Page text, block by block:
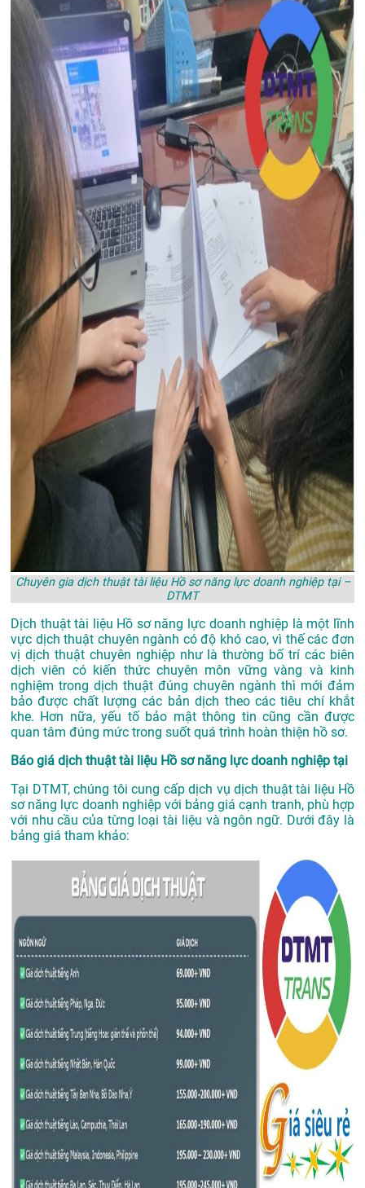
Chuyên gia dịch thuật tài liệu Hồ sơ năng lực doanh nghiệp tại –
DTMT
Dịch thuật tài liệu Hồ sơ năng lực doanh nghiệp là một lĩnh
vực dịch thuật chuyên ngành có độ khó cao, vì thế các đơn
vị dịch thuật chuyên nghiệp như là thường bố trí các biên
dịch viên có kiến thức chuyên môn vững vàng và kinh
nghiệm trong dịch thuật đúng chuyên ngành thì mới đảm
bảo được chất lượng các bản dịch theo các tiêu chí khắt
khe. Hơn nữa, yếu tố bảo mật thông tin cũng cần được
quan tâm đúng mức trong suốt quá trình hoàn thiện hồ sơ.
Báo giá dịch thuật tài liệu Hồ sơ năng lực doanh nghiệp tại
Tại DTMT, chúng tôi cung cấp dịch vụ dịch thuật tài liệu Hồ
sơ năng lực doanh nghiệp với bảng giá cạnh tranh, phù hợp
với nhu cầu của từng loại tài liệu và ngôn ngữ. Dưới đây là
bảng giá tham khảo: